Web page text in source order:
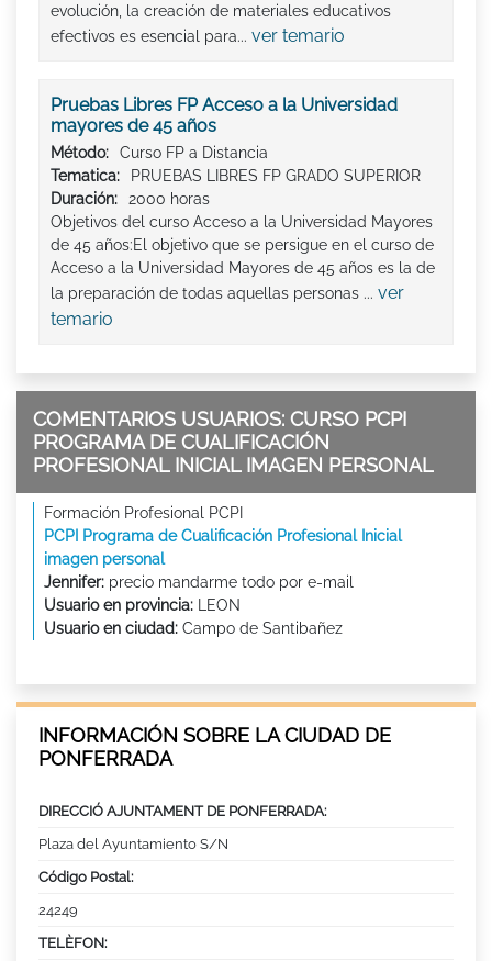
evolución, la creación de materiales educativos
efectivos es esencial para... ver temario
Pruebas Libres FP Acceso a la Universidad
mayores de 45 años
Método:
Curso FP a Distancia
Tematica:
PRUEBAS LIBRES FP GRADO SUPERIOR
Duración:
2000 horas
Objetivos del curso Acceso a la Universidad Mayores
de 45 años:El objetivo que se persigue en el curso de
Acceso a la Universidad Mayores de 45 años es la de
la preparación de todas aquellas personas ... ver
temario
COMENTARIOS USUARIOS: CURSO PCPI
PROGRAMA DE CUALIFICACIÓN
PROFESIONAL INICIAL IMAGEN PERSONAL
Formación Profesional PCPI
PCPI Programa de Cualificación Profesional Inicial
imagen personal
Jennifer: precio mandarme todo por e-mail
Usuario en provincia: LEON
Usuario en ciudad: Campo de Santibañez
INFORMACIÓN SOBRE LA CIUDAD DE
PONFERRADA
DIRECCIÓ AJUNTAMENT DE PONFERRADA:
Plaza del Ayuntamiento S/N
Código Postal:
24249
TELÈFON: